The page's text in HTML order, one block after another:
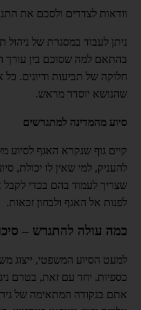
וודאות לצדדים ולסכם את
ניתן לעבוד במסגרת של ניהול
בהתאם למה שסוכם בין עורך
חלוקה של תביעות ודיונים.
שהנושא יוסדר מראש.
סיוע מהמדינה למתגרשים
קיים גוף שנקרא האגף
להעניק, למי שאין לו יכולת,
שצריך לעמוד בהם בכדי לקבל
לפנות אל האגף ולבחון זכאות.
כמה עולה להתגרש –
למעט הסיוע המשפטי, ייצוג
כספיות. יחד עם זאת, בטרם
אתם בנקודה המתאימה של